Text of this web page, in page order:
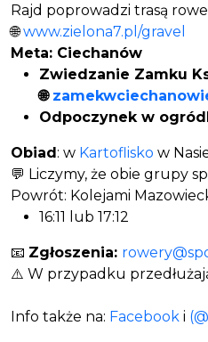
Rajd poprowadzi trasą
🌐www.zielona7.pl/gravel
Meta: Ciechanów
Zwiedzanie Zamku
🌐
Odpoczynek w
Obiad: w Kartoflisko w
💬 Liczymy, że obie grupy
Powrót: Kolejami
16:11 lub 17:12
📧 Zgłoszenia:
⚠️ W przypadku
Info także na: Facebook i